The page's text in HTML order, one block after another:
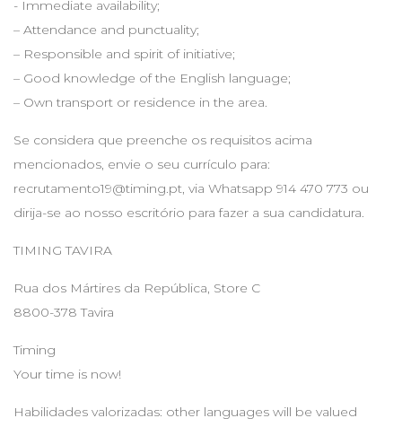
- Immediate availability;
– Attendance and punctuality;
– Responsible and spirit of initiative;
– Good knowledge of the English language;
– Own transport or residence in the area.
Se considera que preenche os requisitos acima
mencionados, envie o seu currículo para:
recrutamento19@timing.pt, via Whatsapp 914 470 773 ou
dirija-se ao nosso escritório para fazer a sua candidatura.
TIMING TAVIRA
Rua dos Mártires da República, Store C
8800-378 Tavira
Timing
Your time is now!
Habilidades valorizadas: other languages will be valued